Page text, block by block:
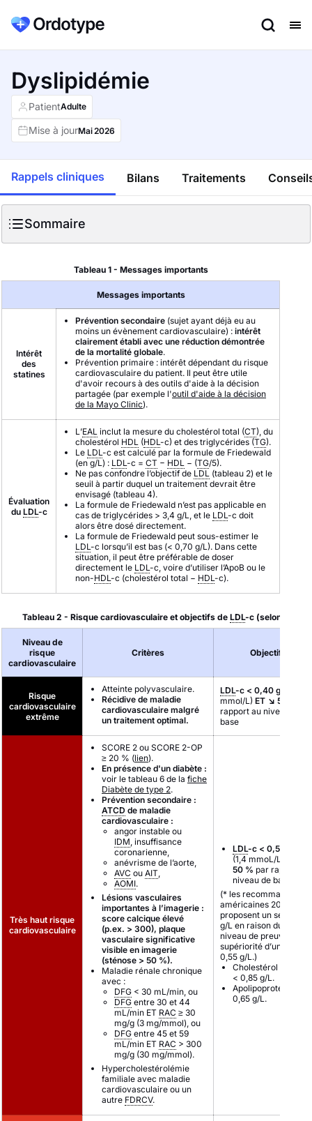
Dyslipidémie
PatientAdulte
Mise à jourMai2026
Rappels cliniques Bilans Traitements
Sommaire
Tableau 1 - Messages importants
Messages importants
Intérêt
des
statines
Prévention secondaire (sujet ayant déjà eu au
moins un évènement cardiovasculaire) : intérêt
clairement établi avec une réduction démontrée
de la mortalité globale.
Prévention primaire : intérêt dépendant du risque
cardiovasculaire du patient. Il peut être utile
d'avoir recours à des outils d'aide à la décision
partagée (par exemple l'outil d'aide à la décision
de la Mayo Clinic).
Évaluation
du LDL-c
L’EAL inclut la mesure du cholestérol total (CT), du
cholestérol HDL (HDL-c) et des triglycérides (TG).
Le LDL-c est calculé par la formule de Friedewald
(en g/L) : LDL-c = CT − HDL − (TG/5).
Ne pas confondre l’objectif de LDL (tableau 2) et le
seuil à partir duquel un traitement devrait être
envisagé (tableau 4).
La formule de Friedewald n’est pas applicable en
cas de triglycérides > 3,4 g/L, et le LDL-c doit
alors être dosé directement.
La formule de Friedewald peut sous-estimer le
LDL-c lorsqu’il est bas (< 0,70 g/L). Dans cette
situation, il peut être préférable de doser
directement le LDL-c, voire d’utiliser l’ApoB ou le
non-HDL-c (cholestérol total − HDL-c).
Tableau 2 - Risque cardiovasculaire et objectifs de LDL-c (selon
Niveau de
risque
cardiovasculaire
Critères Objectifs
Risque
cardiovasculaire
extrême
Atteinte polyvasculaire.
Récidive de maladie
cardiovasculaire malgré
un traitement optimal.
LDL-c < 0,40 g/L
mmol/L) ET ↘ 50 %
rapport au niveau de
base
Très haut risque
cardiovasculaire
SCORE 2 ou SCORE 2-OP
≥ 20 % (lien).
En présence d'un diabète :
voir le tableau 6 de la fiche
Diabète de type 2.
Prévention secondaire :
ATCD de maladie
cardiovasculaire :
angor instable ou
IDM, insuffisance
coronarienne,
anévrisme de l’aorte,
AVC ou AIT,
AOMI.
Lésions vasculaires
importantes à l’imagerie :
score calcique élevé
(p.ex. > 300), plaque
vasculaire significative
visible en imagerie
(sténose > 50 %).
Maladie rénale chronique
avec :
DFG < 30 mL/min, ou
DFG entre 30 et 44
mL/min ET RAC ≥ 30
mg/g (3 mg/mmol), ou
DFG entre 45 et 59
mL/min ET RAC > 300
mg/g (30 mg/mmol).
Hypercholestérolémie
familiale avec maladie
cardiovasculaire ou un
autre FDRCV.
LDL-c < 0,55 g/L*
(1,4 mmoL/L)
50 % par rapport au
niveau de base.
(* les
américaines 2024
proposent un seuil <
g/L en raison du faible
niveau de preuve de la
supériorité d’un seuil <
0,55 g/L.)
Cholestérol non-
< 0,85 g/L.
Apolipoprotéine B <
0,65 g/L.